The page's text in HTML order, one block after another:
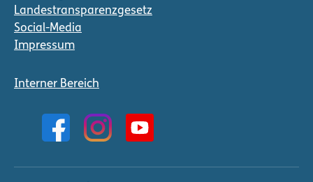
Landestransparenzgesetz
Social-Media
Impressum
Interner Bereich